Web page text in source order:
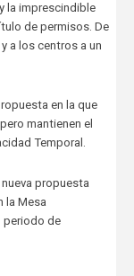
la imprescindible
de permisos. De
a los centros a un
en la que
mantienen el
Temporal.
propuesta
la Mesa
periodo de